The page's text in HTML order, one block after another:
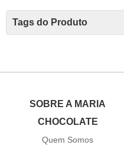
Tags do Produto
SOBRE A MARIA
CHOCOLATE
Quem Somos